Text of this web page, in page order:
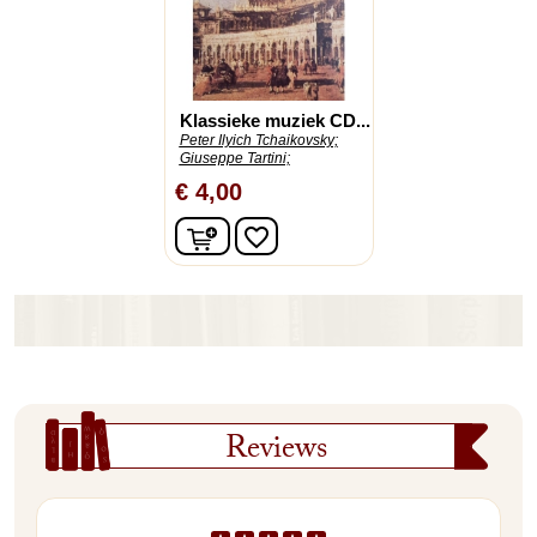
Reviews
Klassieke muziek CD...
Peter Ilyich Tchaikovsky;
Giuseppe Tartini;
€ 4,00
In winkelwagen
favorite_border